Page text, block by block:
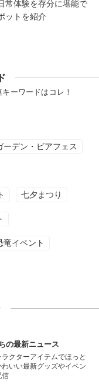
常体験を存分に堪能で
ットを紹介
ーワードはコレ！
ーデン・ビアフェス
七夕まつり
竜イベント
の最新ニュース
クターアイテムでほっと
いい最新グッズやイベン
信